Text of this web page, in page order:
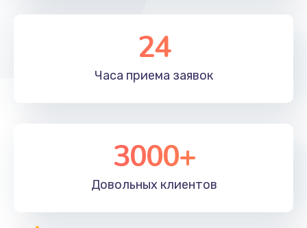
24
Часа приема заявок
3000+
Довольных клиентов